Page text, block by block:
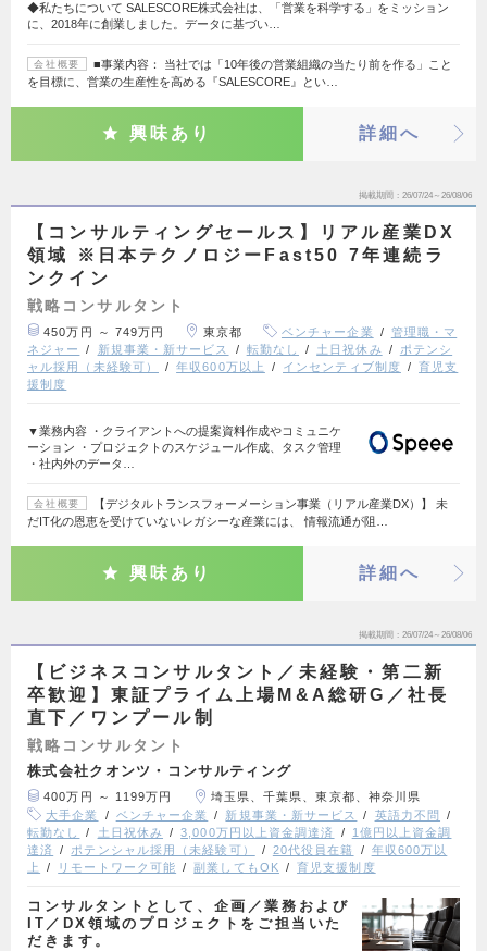
◆私たちについて SALESCORE株式会社は、「営業を科学する」をミッション
に、2018年に創業しました。データに基づい…
会社概要
■事業内容： 当社では「10年後の営業組織の当たり前を作る」こと
を目標に、営業の生産性を高める『SALESCORE』とい…
興味あり 詳細へ
掲載期間 26/07/24～26/08/06
【コンサルティングセールス】リアル産業DX
領域 ※日本テクノロジーFast50 7年連続ラ
ンクイン
戦略コンサルタント
450万円 ～ 749万円 東京都 ベンチャー企業
管理職・マ
ネジャー
新規事業・新サービス 転勤なし 土日祝休み
ポテンシ
ャル採用（未経験可）
年収600万以上 インセンティブ制度
育児支
援制度
▼業務内容 ・クライアントへの提案資料作成やコミュニケ
ーション ・プロジェクトのスケジュール作成、タスク管理
・社内外のデータ…
会社概要
【デジタルトランスフォーメーション事業（リアル産業DX）】 未
だIT化の恩恵を受けていないレガシーな産業には、 情報流通が阻…
興味あり 詳細へ
掲載期間 26/07/24～26/08/06
【ビジネスコンサルタント／未経験・第二新
卒歓迎】東証プライム上場M&A総研G／社長
直下／ワンプール制
戦略コンサルタント
株式会社クオンツ・コンサルティング
400万円 ～ 1199万円
埼玉県、千葉県、東京都、神奈川県
大手企業
ベンチャー企業 新規事業・新サービス
英語力不問
転勤なし
土日祝休み 3,000万円以上資金調達済
1億円以上資金調
達済
ポテンシャル採用（未経験可） 20代役員在籍
年収600万以
上
リモートワーク可能 副業してもOK 育児支援制度
コンサルタントとして、企画／業務および
IT／DX領域のプロジェクトをご担当いた
だきます。